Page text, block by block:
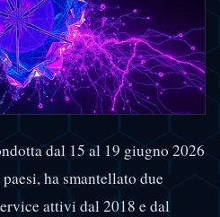
dal 15 al 19 giugno 2026
ha smantellato due
attivi dal 2018 e dal